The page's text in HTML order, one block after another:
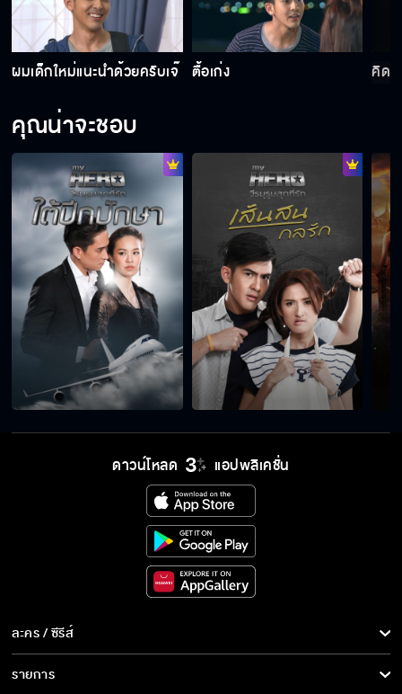
ผมเด็กใหม่แนะนำด้วยครับเจ๊ ตื้อเก่ง คิดซ
คุณน่าจะชอบ
ดาวน์โหลด แอปพลิเคชั่น
ละคร / ซีรีส์
ละคร/ซีรีส์
รายการ